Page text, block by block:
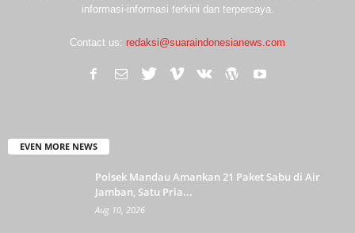
informasi-informasi terkini dan terpercaya.
Contact us: redaksi@suaraindonesianews.com
EVEN MORE NEWS
Polsek Mandau Amankan 21 Paket Sabu di Air
Jamban, Satu Pria...
Aug 10, 2026